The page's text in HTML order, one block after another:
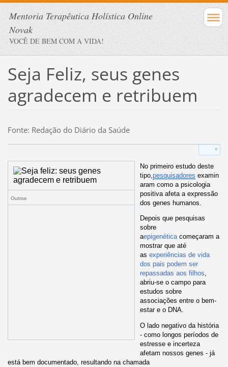
Mentoria Terapêutica Holística Online
Novak
VOCÊ DE BEM COM A VIDA!
Seja Feliz, seus genes
agradecem e retribuem
Fonte: Redação do Diário da Saúde
ir
Outroe
No primeiro estudo deste
tipo, pesquisadores examin
aram como a psicologia
positiva afeta a expressão
dos genes humanos.
Depois que pesquisas
sobre
aepigenéticacomeçaram a
mostrar que até
as experiências de vida
dos pais podem ser
repassadas aos filhos,
abriu-se o campo para
estudos sobre
associações entre o bem-
estar e o DNA.
O lado negativo da história
- como longos períodos de
estresse e incerteza
afetam nossos genes - já
está bem documentado, resultando na chamada